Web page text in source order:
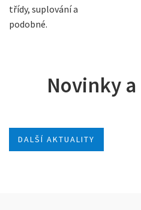
třídy, suplování a
podobné.
Novinky a
DALŠÍ AKTUALITY